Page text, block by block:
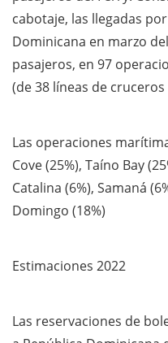
cabotaje, las llegadas
Dominicana en marzo
pasajeros, en 97
(de 38 líneas de
Las operaciones
Cove (25%), Taíno Bay
Catalina (6%), Samaná
Domingo (18%)
Estimaciones 2022
Las reservaciones de